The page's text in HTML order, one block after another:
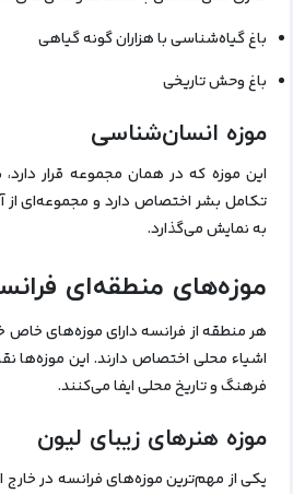
باغ گیاه‌شناسی با هزاران گونه گیاهی
باغ وحش تاریخی
موزه انسان‌شناسی
این موزه که در همان مجموعه قرار
تکامل بشر اختصاص دارد و مجموعه‌ای از
به نمایش می‌گذارد.
موزه‌های منطقه‌ای
هر منطقه از فرانسه دارای موزه‌های خاص
اشیاء محلی اختصاص دارند. این
فرهنگ و تاریخ محلی ایفا می‌کنند.
موزه هنرهای زیبای لیون
یکی از مهم‌ترین موزه‌های فرانسه در